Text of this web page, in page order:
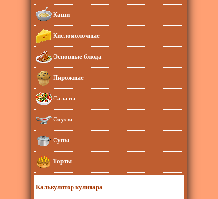
Каши
Кисломолочные
Основные блюда
Пирожные
Салаты
Соусы
Супы
Торты
Калькулятор кулинара